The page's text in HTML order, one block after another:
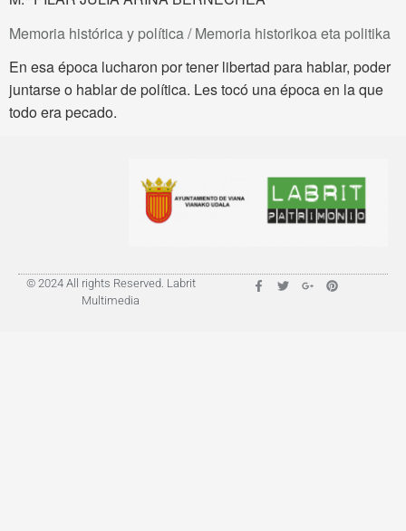
Memoria histórica y política / Memoria historikoa eta politika
En esa época lucharon por tener libertad para hablar, poder
juntarse o hablar de política. Les tocó una época en la que
todo era pecado.
© 2024 All rights Reserved. Labrit
Multimedia